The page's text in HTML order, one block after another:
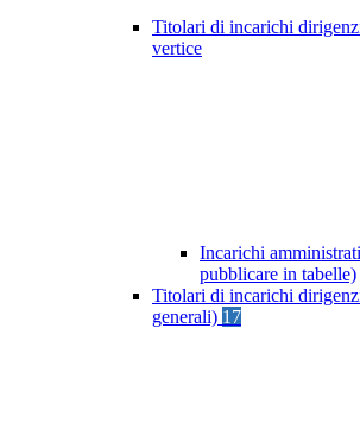
Titolari di incarichi
vertice
Incarichi
pubblicare in tabelle)
Titolari di incarichi
generali) 17